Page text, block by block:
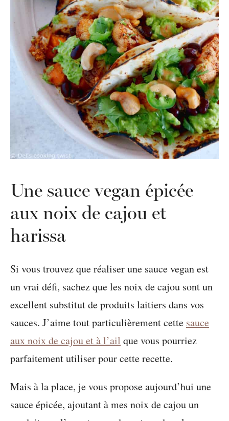
Une sauce vegan épicée
aux noix de cajou et
harissa
Si vous trouvez que réaliser une sauce vegan est
un vrai défi, sachez que les noix de cajou sont un
excellent substitut de produits laitiers dans vos
sauces. J’aime tout particulièrement cette sauce
aux noix de cajou et à l’ail que vous pourriez
parfaitement utiliser pour cette recette.
Mais à la place, je vous propose aujourd’hui une
sauce épicée, ajoutant à mes noix de cajou un